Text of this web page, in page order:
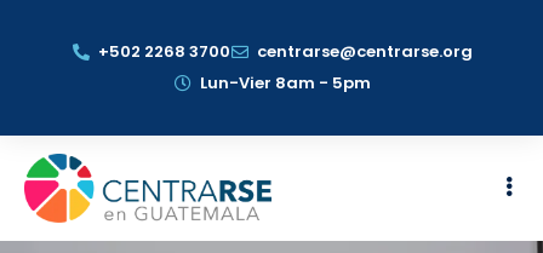
+502 2268 3700
centrarse@centrarse.org
Lun-Vier 8am - 5pm